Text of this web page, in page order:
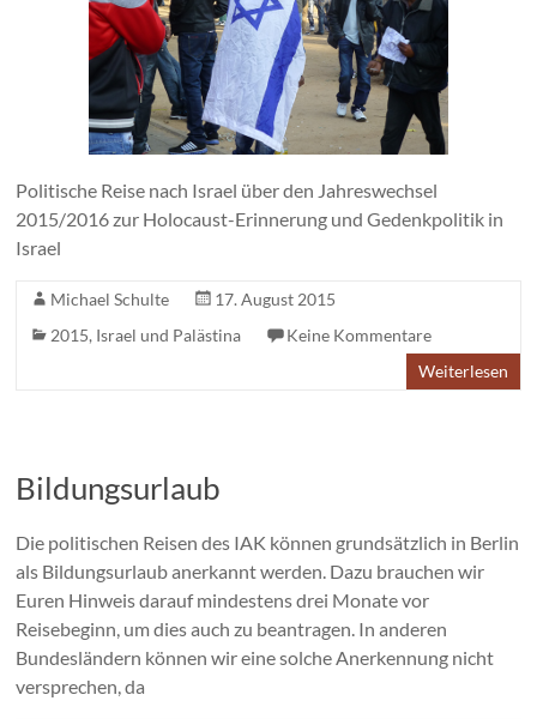
Politische Reise nach Israel über den Jahreswechsel
2015/2016 zur Holocaust-Erinnerung und Gedenkpolitik in
Israel
Michael Schulte
17. August 2015
2015, Israel und Palästina
Keine Kommentare
Weiterlesen
Bildungsurlaub
Die politischen Reisen des IAK können grundsätzlich in Berlin
als Bildungsurlaub anerkannt werden. Dazu brauchen wir
Euren Hinweis darauf mindestens drei Monate vor
Reisebeginn, um dies auch zu beantragen. In anderen
Bundesländern können wir eine solche Anerkennung nicht
versprechen, da